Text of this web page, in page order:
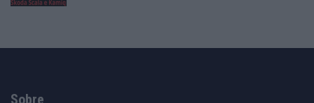
Sobre